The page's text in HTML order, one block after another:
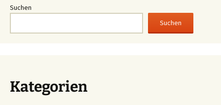
Suchen
Suchen
Kategorien